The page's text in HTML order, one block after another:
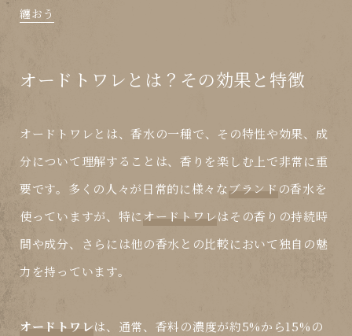
纏おう
オードトワレとは？その効果と特徴
オードトワレとは、香水の一種で、その特性や効果、成
分について理解することは、香りを楽しむ上で非常に重
要です。多くの人々が日常的に様々な ブランド の香水を
使っていますが、特にオードトワレはその香りの持続時
間や成分、さらには他の香水との比較において独自の魅
力を持っています。
オードトワレは、通常、香料の濃度が約5%から15%の